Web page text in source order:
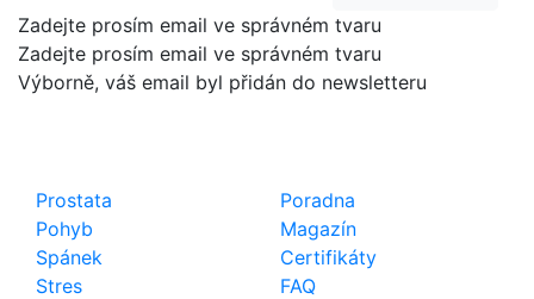
Zadejte prosím email ve správném tvaru
Zadejte prosím email ve správném tvaru
Výborně, váš email byl přidán do newsletteru
Prostata
Pohyb
Spánek
Stres
Poradna
Magazín
Certifikáty
FAQ